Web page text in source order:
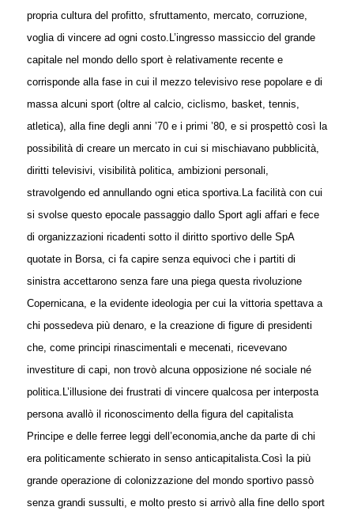
propria cultura del profitto, sfruttamento, mercato, corruzione,
voglia di vincere ad ogni costo. L’ingresso massiccio del grande
capitale nel mondo dello sport è relativamente recente e
corrisponde alla fase in cui il mezzo televisivo rese popolare e di
massa alcuni sport (oltre al calcio, ciclismo, basket, tennis,
atletica), alla fine degli anni ’70 e i primi ’80, e si prospettò così la
possibilità di creare un mercato in cui si mischiavano pubblicità,
diritti televisivi, visibilità politica, ambizioni personali,
stravolgendo ed annullando ogni etica sportiva. La facilità con cui
si svolse questo epocale passaggio dallo Sport agli affari e fece
di organizzazioni ricadenti sotto il diritto sportivo delle SpA
quotate in Borsa, ci fa capire senza equivoci che i partiti di
sinistra accettarono senza fare una piega questa rivoluzione
Copernicana, e la evidente ideologia per cui la vittoria spettava a
chi possedeva più denaro, e la creazione di figure di presidenti
che, come principi rinascimentali e mecenati, ricevevano
investiture di capi, non trovò alcuna opposizione né sociale né
politica. L’illusione dei frustrati di vincere qualcosa per interposta
persona avallò il riconoscimento della figura del capitalista
Principe e delle ferree leggi dell’economia,anche da parte di chi
era politicamente schierato in senso anticapitalista.Così la più
grande operazione di colonizzazione del mondo sportivo passò
senza grandi sussulti, e molto presto si arrivò alla fine dello sport